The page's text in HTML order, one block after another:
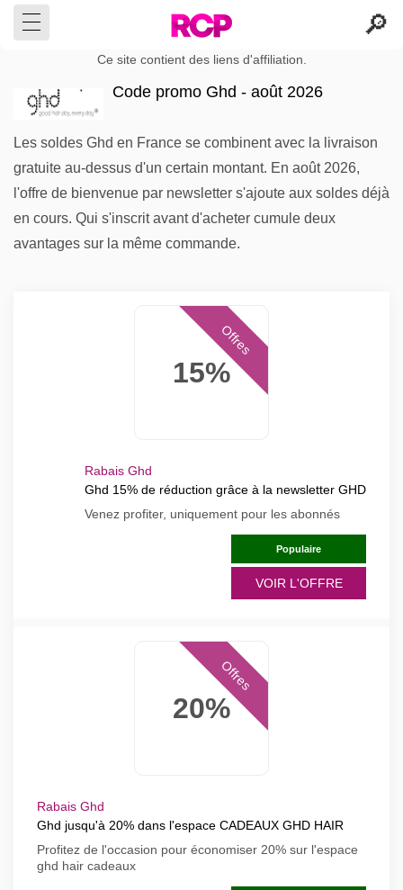
Ce site contient des liens d'affiliation.
Code promo Ghd - août 2026
Les soldes Ghd en France se combinent avec la livraison
gratuite au-dessus d'un certain montant. En août 2026,
l'offre de bienvenue par newsletter s'ajoute aux soldes déjà
en cours. Qui s'inscrit avant d'acheter cumule deux
avantages sur la même commande.
15%
Offres
Rabais Ghd
Ghd 15% de réduction grâce à la newsletter GHD
Venez profiter, uniquement pour les abonnés
Populaire
VOIR L'OFFRE
20%
Offres
Rabais Ghd
Ghd jusqu'à 20% dans l'espace CADEAUX GHD HAIR
Profitez de l'occasion pour économiser 20% sur l'espace
ghd hair cadeaux